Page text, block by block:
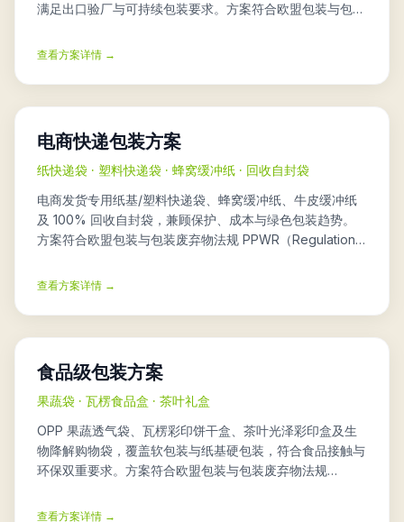
满足出口验厂与可持续包装要求。方案符合欧盟包装与包装
查看方案详情 →
电商快递包装方案
纸快递袋 · 塑料快递袋 · 蜂窝缓冲纸 · 回收自封袋
电商发货专用纸基/塑料快递袋、蜂窝缓冲纸、牛皮缓冲纸
及 100% 回收自封袋，兼顾保护、成本与绿色包装趋势。
方案符合欧盟包装与包装废弃物法规 PPWR（Regulation
查看方案详情 →
食品级包装方案
果蔬袋 · 瓦楞食品盒 · 茶叶礼盒
OPP 果蔬透气袋、瓦楞彩印饼干盒、茶叶光泽彩印盒及生
物降解购物袋，覆盖软包装与纸基硬包装，符合食品接触与
环保双重要求。方案符合欧盟包装与包装废弃物法规
查看方案详情 →